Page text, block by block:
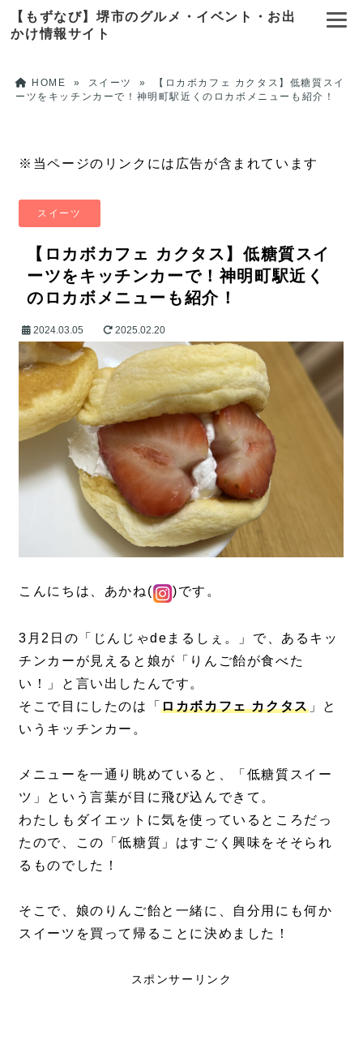
【もずなび】堺市のグルメ・イベント・お出
かけ情報サイト
HOME » スイーツ »
【ロカボカフェ カクタス】低糖質スイ
ーツをキッチンカーで！神明町駅近くのロカボメニューも紹介！
※当ページのリンクには広告が含まれています
スイーツ
【ロカボカフェ カクタス】低糖質スイ
ーツをキッチンカーで！神明町駅近く
のロカボメニューも紹介！
2024.03.05 2025.02.20
こんにちは、あかね( )です。
3月2日の「じんじゃdeまるしぇ。」で、あるキッ
チンカーが見えると娘が「りんご飴が食べた
い！」と言い出したんです。
そこで目にしたのは「ロカボカフェ カクタス」と
いうキッチンカー。
メニューを一通り眺めていると、「低糖質スイー
ツ」という言葉が目に飛び込んできて。
わたしもダイエットに気を使っているところだっ
たので、この「低糖質」はすごく興味をそそられ
るものでした！
そこで、娘のりんご飴と一緒に、自分用にも何か
スイーツを買って帰ることに決めました！
スポンサーリンク